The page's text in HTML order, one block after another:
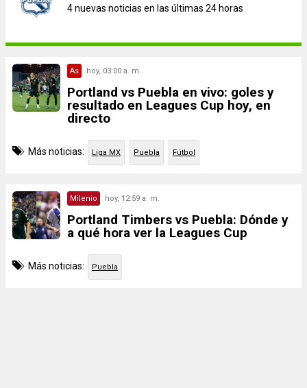
4 nuevas noticias en las últimas 24 horas
As hoy, 03:00 a. m.
Portland vs Puebla en vivo: goles y
resultado en Leagues Cup hoy, en
directo
Más noticias: Liga MX Puebla Fútbol
Milenio hoy, 12:59 a. m.
Portland Timbers vs Puebla: Dónde y
a qué hora ver la Leagues Cup
Más noticias: Puebla